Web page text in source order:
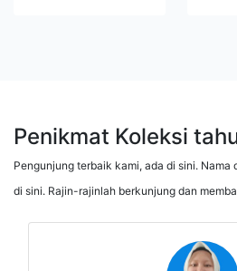
Penikmat Koleksi
Pengunjung terbaik kami, ada di sini. Nama
di sini. Rajin-rajinlah berkunjung dan